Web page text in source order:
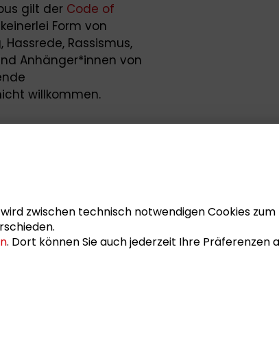
gilt der Code of
Form von
Rassismus,
Anhänger*innen von
willkommen.
zwischen technisch notwendigen Cookies
. Dort können Sie auch jederzeit Ihre Präferenzen